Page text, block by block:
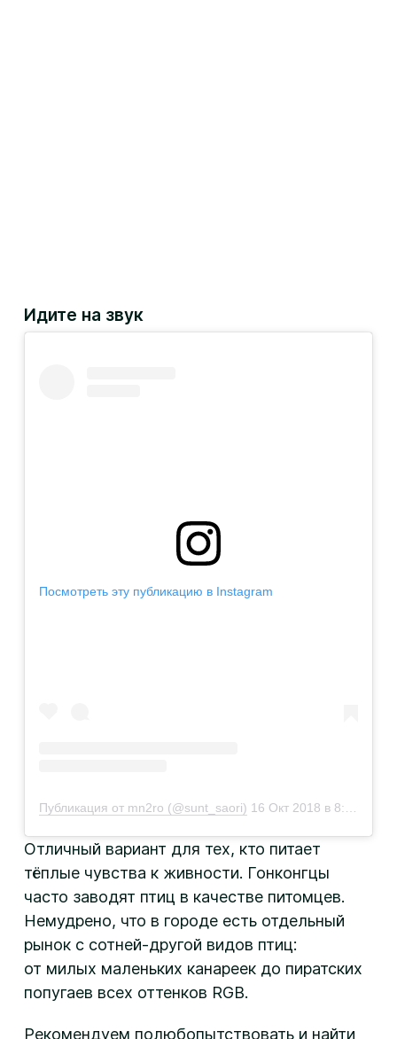
Идите на звук
Посмотреть эту публикацию в Instagram
Публикация от mn2ro (@sunt_saori) 16 Окт 2018 в 8:38 PDT
Отличный вариант для тех, кто питает
тёплые чувства к живности. Гонконгцы
часто заводят птиц в качестве питомцев.
Немудрено, что в городе есть отдельный
рынок с сотней-другой видов птиц:
от милых маленьких канареек до пиратских
попугаев всех оттенков RGB.
Рекомендуем полюбопытствовать и найти